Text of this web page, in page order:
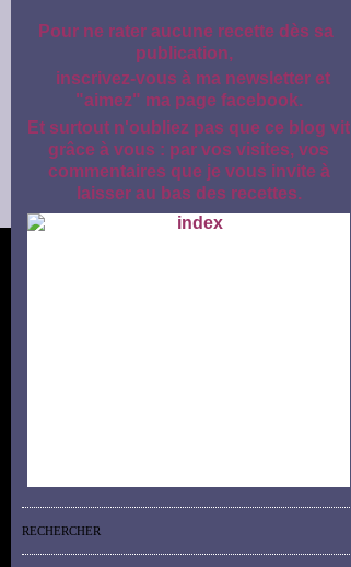
Pour ne rater aucune recette dès sa
publication,
inscrivez-vous à ma newsletter et
"aimez" ma page facebook.
Et surtout n'oubliez pas que ce blog vit
grâce à vous : par vos visites, vos
commentaires que je vous invite à
laisser au bas des recettes.
RECHERCHER